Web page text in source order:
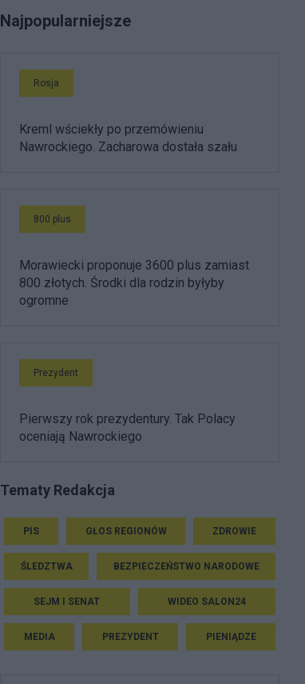
Najpopularniejsze
Rosja
Kreml wściekły po przemówieniu
Nawrockiego. Zacharowa dostała szału
800 plus
Morawiecki proponuje 3600 plus zamiast
800 złotych. Środki dla rodzin byłyby
ogromne
Prezydent
Pierwszy rok prezydentury. Tak Polacy
oceniają Nawrockiego
Tematy Redakcja
PIS GŁOS REGIONÓW ZDROWIE
ŚLEDZTWA BEZPIECZEŃSTWO NARODOWE
SEJM I SENAT WIDEO SALON24
MEDIA PREZYDENT PIENIĄDZE